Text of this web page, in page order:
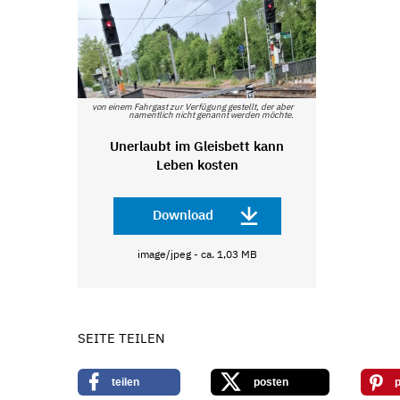
von einem Fahrgast zur Verfügung gestellt, der aber
namentlich nicht genannt werden möchte.
Unerlaubt im Gleisbett kann
Leben kosten
Download
image/jpeg - ca. 1,03 MB
SEITE TEILEN
teilen posten